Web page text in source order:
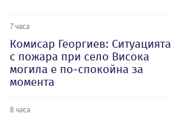
7 часа
Комисар Георгиев: Ситуацията
с пожара при село Висока
могила е по-спокойна за
момента
8 часа